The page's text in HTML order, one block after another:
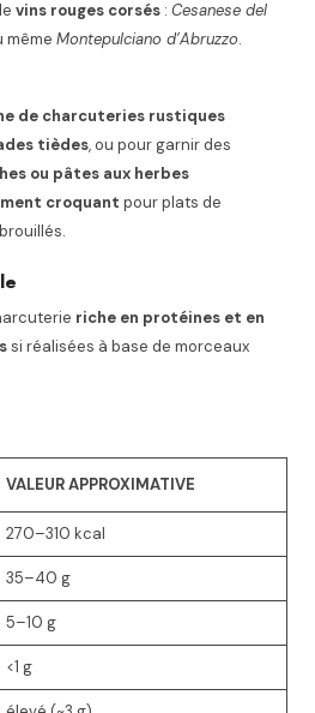
vins rouges corsés :Cesanese del
mêmeMontepulciano d’Abruzzo.
de charcuteries rustiques
tièdes, ou pour garnir des
ou pâtes aux herbes
croquant pour plats de
riche en protéines et en
si réalisées à base de morceaux
VALEUR APPROXIMATIVE
270–310 kcal
35–40 g
5–10 g
<1 g